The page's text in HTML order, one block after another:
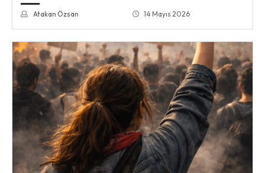
Atakan Özsan 14 Mayıs 2026